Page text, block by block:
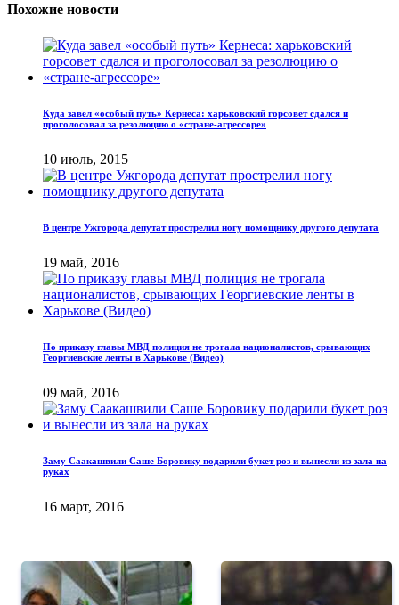
Похожие новости
Куда завел «особый путь» Кернеса: харьковский горсовет сдался и
проголосовал за резолюцию о «стране-агрессоре»
10 июль, 2015
В центре Ужгорода депутат прострелил ногу помощнику другого депутата
19 май, 2016
По приказу главы МВД полиция не трогала националистов, срывающих
Георгиевские ленты в Харькове (Видео)
09 май, 2016
Заму Саакашвили Саше Боровику подарили букет роз и вынесли из зала на
руках
16 март, 2016